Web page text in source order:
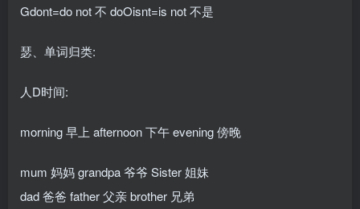
Gdont=do not 不 doOisnt=is not 不是
瑟、单词归类:
人D时间:
morning 早上 afternoon 下午 evening 傍晚
mum 妈妈 grandpa 爷爷 Sister 姐妹
dad 爸爸 father 父亲 brother 兄弟